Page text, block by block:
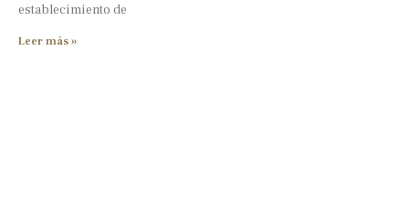
establecimiento de
Leer más »